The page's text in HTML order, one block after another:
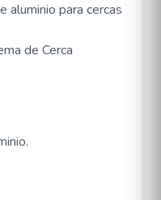
para cercas
de Cerca